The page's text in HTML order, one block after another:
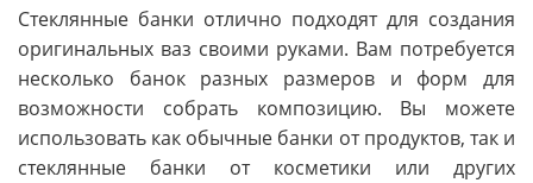
Стеклянные банки отлично подходят для создания
оригинальных ваз своими руками. Вам потребуется
несколько банок разных размеров и форм для
возможности собрать композицию. Вы можете
использовать как обычные банки от продуктов, так и
стеклянные банки от косметики или других